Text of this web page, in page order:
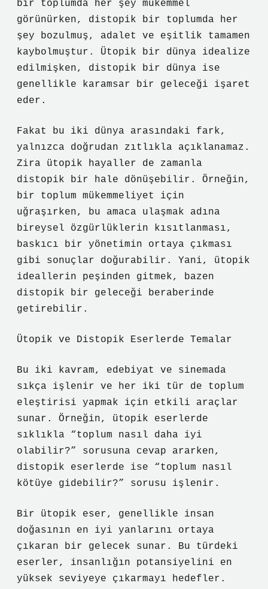
bir toplumda her şey mükemmel
görünürken, distopik bir toplumda her
şey bozulmuş, adalet ve eşitlik tamamen
kaybolmuştur. Ütopik bir dünya idealize
edilmişken, distopik bir dünya ise
genellikle karamsar bir geleceği işaret
eder.
Fakat bu iki dünya arasındaki fark,
yalnızca doğrudan zıtlıkla açıklanamaz.
Zira ütopik hayaller de zamanla
distopik bir hale dönüşebilir. Örneğin,
bir toplum mükemmeliyet için
uğraşırken, bu amaca ulaşmak adına
bireysel özgürlüklerin kısıtlanması,
baskıcı bir yönetimin ortaya çıkması
gibi sonuçlar doğurabilir. Yani, ütopik
ideallerin peşinden gitmek, bazen
distopik bir geleceği beraberinde
getirebilir.
Ütopik ve Distopik Eserlerde Temalar
Bu iki kavram, edebiyat ve sinemada
sıkça işlenir ve her iki tür de toplum
eleştirisi yapmak için etkili araçlar
sunar. Örneğin, ütopik eserlerde
sıklıkla “toplum nasıl daha iyi
olabilir?” sorusuna cevap ararken,
distopik eserlerde ise “toplum nasıl
kötüye gidebilir?” sorusu işlenir.
Bir ütopik eser, genellikle insan
doğasının en iyi yanlarını ortaya
çıkaran bir gelecek sunar. Bu türdeki
eserler, insanlığın potansiyelini en
yüksek seviyeye çıkarmayı hedefler.